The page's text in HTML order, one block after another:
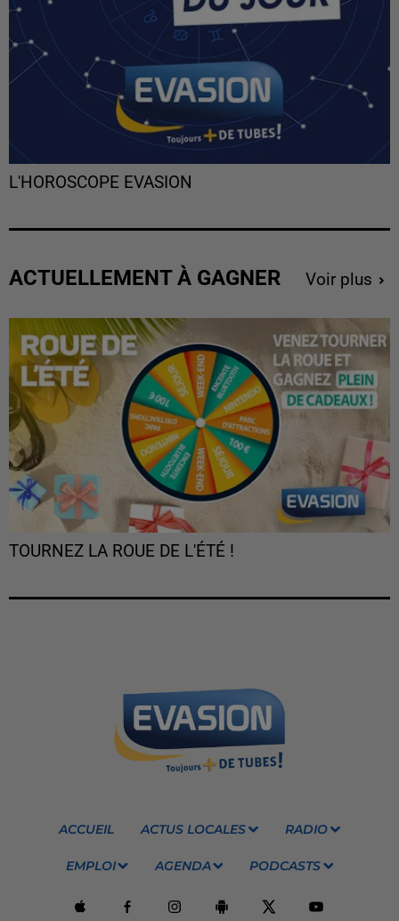
L'HOROSCOPE EVASION
ACTUELLEMENT À GAGNER Voir plus
TOURNEZ LA ROUE DE L'ÉTÉ !
ACCUEIL ACTUS LOCALES RADIO
EMPLOI AGENDA PODCASTS